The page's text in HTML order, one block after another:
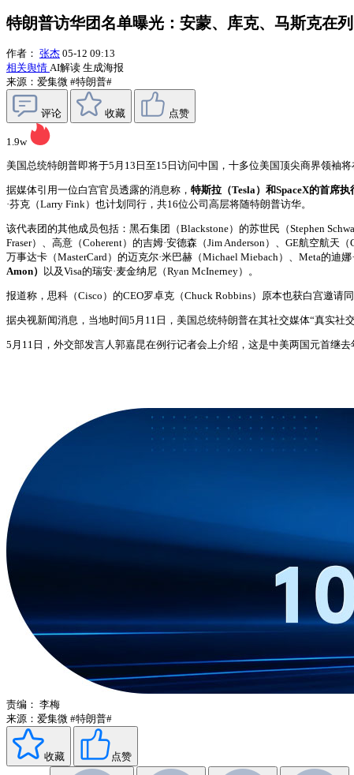
特朗普访华团名单曝光：安蒙、库克、马斯克在
作者： 张杰 05-12 09:13
相关舆情 AI解读 生成海报
来源：爱集微 #特朗普#
评论 收藏 点赞
1.9w
美国总统特朗普即将于5月13日至15日访问中国，十多位美国顶尖商界领袖
据媒体引用一位白宫官员透露的消息称， 特斯拉（Tesla）和SpaceX的首席执
·芬克（Larry Fink）也计划同行，共16位公司高层将随特朗普访华。
该代表团的其他成员包括：黑石集团（Blackstone）的苏世民（Stephen
Fraser）、高意（Coherent）的吉姆·安德森（Jim Anderson）、GE航空航天
万事达卡（MasterCard）的迈克尔·米巴赫（Michael Miebach）、Meta的迪娜
Amon）
以及Visa的瑞安·麦金纳尼（Ryan McInerney）。
报道称，思科（Cisco）的CEO罗卓克（Chuck Robbins）原本也获白宫邀请
据央视新闻消息，当地时间5月11日，美国总统特朗普在其社交媒体“真实社
5月11日，外交部发言人郭嘉昆在例行记者会上介绍，这是中美两国元首继
责编： 李梅
来源：爱集微 #特朗普#
收藏 点赞